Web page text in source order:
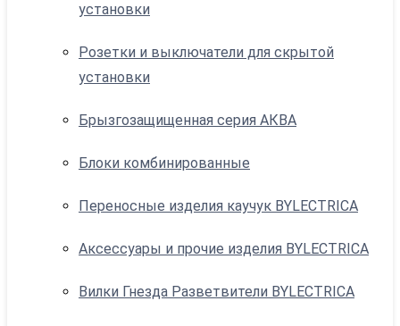
установки
Розетки и выключатели для скрытой
установки
Брызгозащищенная серия АКВА
Блоки комбинированные
Переносные изделия каучук BYLECTRICA
Аксессуары и прочие изделия BYLECTRICA
Вилки Гнезда Разветвители BYLECTRICA